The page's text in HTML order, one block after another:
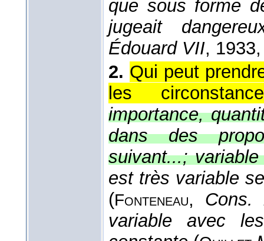
que sous forme
jugeait
Édouard VII, 1933
2. Qui peut
les
importance,
dans des
suivant...;
est très variable
(Fonteneau, Cons.
variable avec